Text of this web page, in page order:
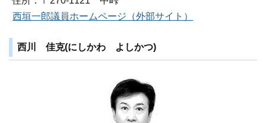
西垣一郎議員ホームページ（外部サイト）
西川 佳克(にしかわ よしかつ)